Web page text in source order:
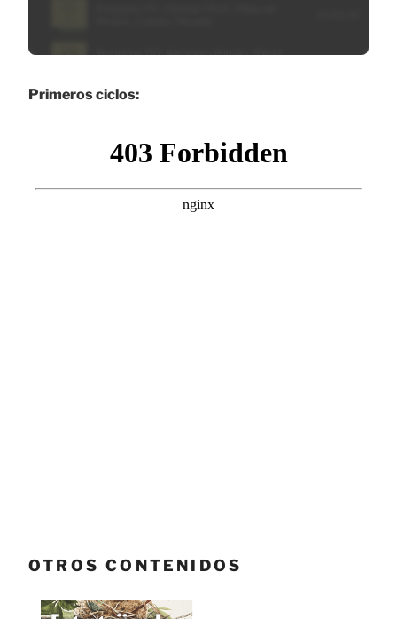
Primeros ciclos:
OTROS CONTENIDOS